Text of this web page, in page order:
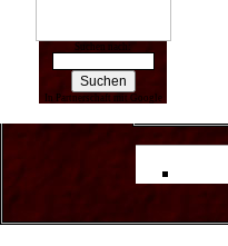
Suchen nach:
In Partnerschaft mit Google